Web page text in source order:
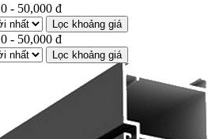
0 - 50,000 đ
Lọc khoảng giá
0 - 50,000 đ
Lọc khoảng giá